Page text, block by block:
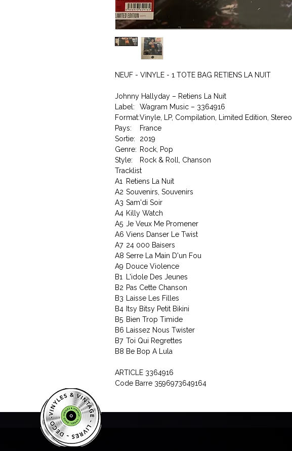
NEUF - VINYLE - 1 TOTE BAG RETIENS LA NUIT
Johnny Hallyday – Retiens La Nuit
Label:
Wagram Music – 3364916
Format:Vinyle, LP, Compilation, Limited Edition, Stereo
Pays:
France
Sortie:
2019
Genre: Rock, Pop
Style:
Rock & Roll, Chanson
Tracklist
A1
Retiens La Nuit
A2 Souvenirs, Souvenirs
A3 Sam'di Soir
A4 Killy Watch
A5 Je Veux Me Promener
A6 Viens Danser Le Twist
A7 24 000 Baisers
A8 Serre La Main D'un Fou
A9 Douce Violence
B1
L'idole Des Jeunes
B2 Pas Cette Chanson
B3
Laisse Les Filles
B4 Itsy Bitsy Petit Bikini
B5 Bien Trop Timide
B6
Laissez Nous Twister
B7 Toi Qui Regrettes
B8 Be Bop A Lula
ARTICLE 3364916
Code Barre 3596973649164